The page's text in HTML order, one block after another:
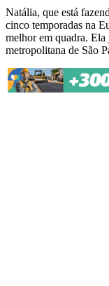
Natália, que está
cinco temporadas na
melhor em quadra.
metropolitana de São